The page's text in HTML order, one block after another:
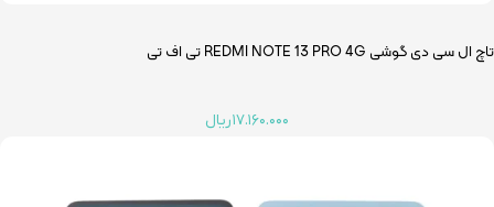
تاچ ال سی دی گوشی REDMI NOTE 13 PRO 4G تی اف تی
۱۷.۱۶۰.۰۰۰ریال